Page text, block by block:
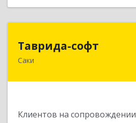
Таврида-софт
Саки
Клиентов на сопровождении